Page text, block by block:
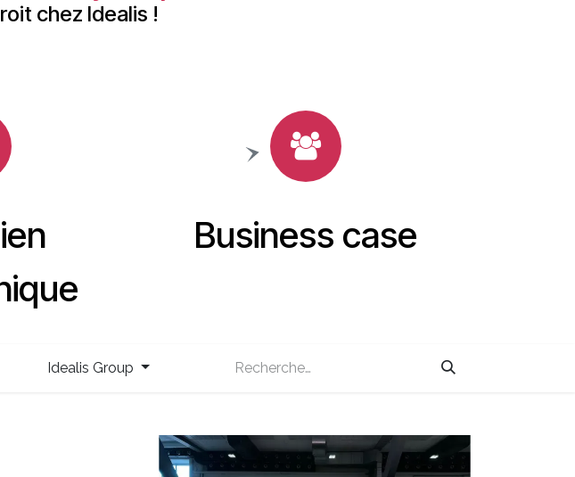
chez Idealis !
Business case
Idealis Group